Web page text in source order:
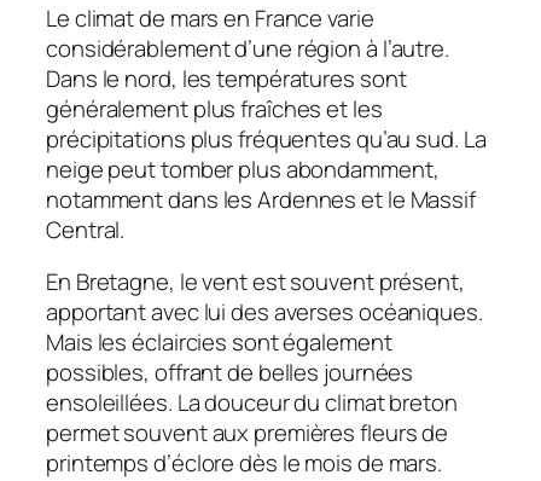
Le climat de mars en France varie
considérablement d’une région à l’autre.
Dans le nord, les températures sont
généralement plus fraîches et les
précipitations plus fréquentes qu’au sud. La
neige peut tomber plus abondamment,
notamment dans les Ardennes et le Massif
Central.
En Bretagne, le vent est souvent présent,
apportant avec lui des averses océaniques.
Mais les éclaircies sont également
possibles, offrant de belles journées
ensoleillées. La douceur du climat breton
permet souvent aux premières fleurs de
printemps d’éclore dès le mois de mars.